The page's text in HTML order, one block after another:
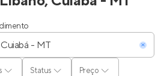
Status Preço